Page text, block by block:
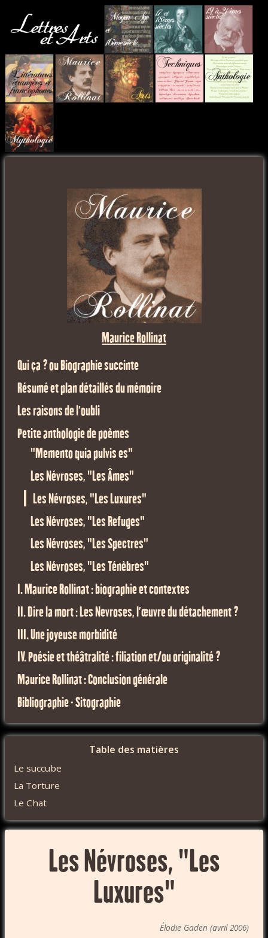
Maurice Rollinat
Qui ça ? ou Biographie succinte
Résumé et plan détaillés du mémoire
Les raisons de l'oubli
Petite anthologie de poèmes
"Memento quia pulvis es"
Les Névroses, "Les Âmes"
Les Névroses, "Les Luxures"
Les Névroses, "Les Refuges"
Les Névroses, "Les Spectres"
Les Névroses, "Les Ténèbres"
I. Maurice Rollinat : biographie et contextes
II. Dire la mort : Les Nevroses, l’œuvre du détachement ?
III. Une joyeuse morbidité
IV. Poésie et théâtralité : filiation et/ou originalité ?
Maurice Rollinat : Conclusion générale
Bibliographie - Sitographie
Table des matières
Le succube
La Torture
Le Chat
Les Névroses, "Les
Luxures"
Élodie Gaden (avril 2006)